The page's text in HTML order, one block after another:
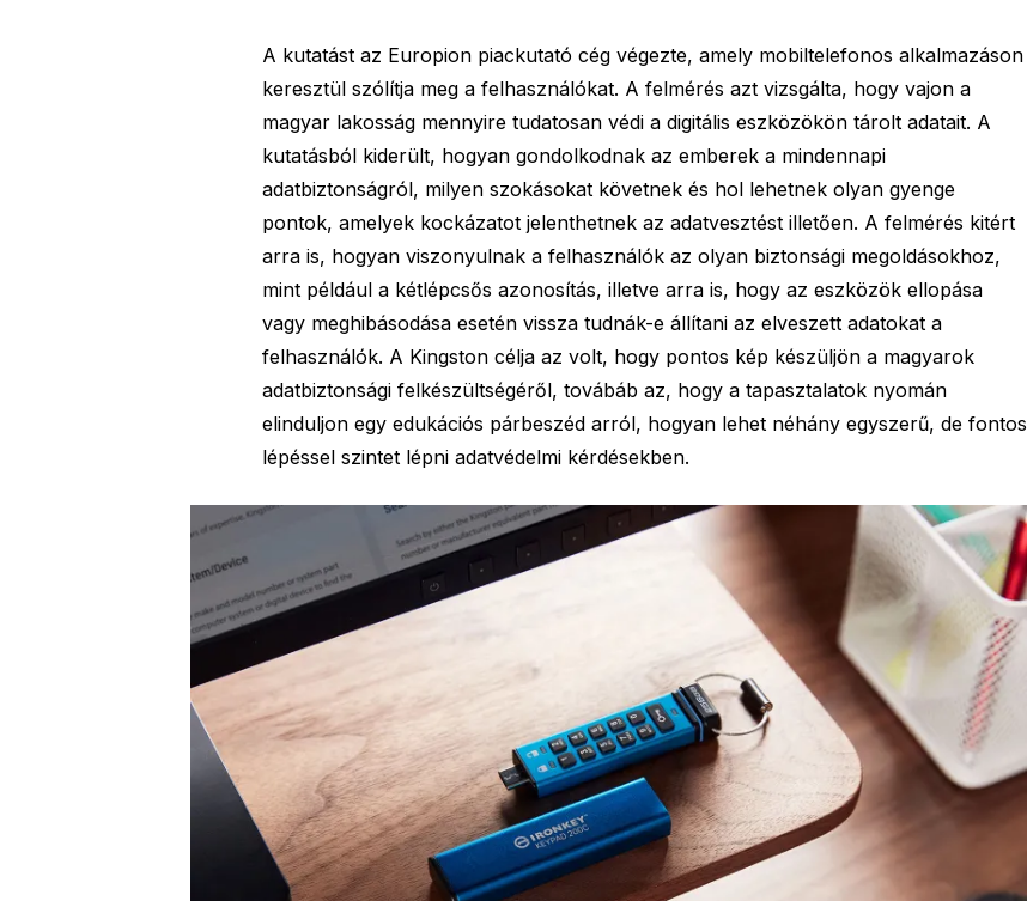
A kutatást az Europion piackutató cég végezte, amely mobiltelefonos alkalmazáson
keresztül szólítja meg a felhasználókat. A felmérés azt vizsgálta, hogy vajon a
magyar lakosság mennyire tudatosan védi a digitális eszközökön tárolt adatait. A
kutatásból kiderült, hogyan gondolkodnak az emberek a mindennapi
adatbiztonságról, milyen szokásokat követnek és hol lehetnek olyan gyenge
pontok, amelyek kockázatot jelenthetnek az adatvesztést illetően. A felmérés kitért
arra is, hogyan viszonyulnak a felhasználók az olyan biztonsági megoldásokhoz,
mint például a kétlépcsős azonosítás, illetve arra is, hogy az eszközök ellopása
vagy meghibásodása esetén vissza tudnák-e állítani az elveszett adatokat a
felhasználók. A Kingston célja az volt, hogy pontos kép készüljön a magyarok
adatbiztonsági felkészültségéről, továbáb az, hogy a tapasztalatok nyomán
elinduljon egy edukációs párbeszéd arról, hogyan lehet néhány egyszerű, de fontos
lépéssel szintet lépni adatvédelmi kérdésekben.